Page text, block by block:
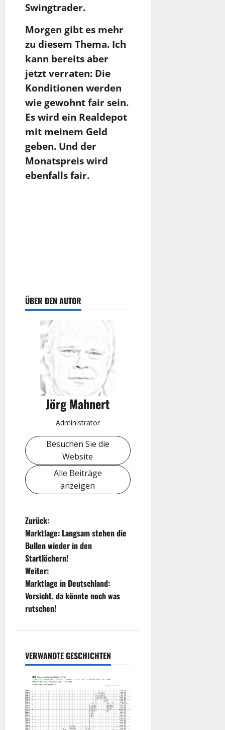
Swingtrader.
Morgen gibt es mehr
zu diesem Thema. Ich
kann bereits aber
jetzt verraten: Die
Konditionen werden
wie gewohnt fair sein.
Es wird ein Realdepot
mit meinem Geld
geben. Und der
Monatspreis wird
ebenfalls fair.
ÜBER DEN AUTOR
Jörg Mahnert
Administrator
Besuchen Sie die
Website
Alle Beiträge
anzeigen
B
e
i
t
r
g
s
n
a
Zurück:
Marktlage: Langsam stehen die
Bullen wieder in den
Startlöchern!
Weiter:
Marktlage in Deutschland:
Vorsicht, da könnte noch was
rutschen!
VERWANDTE GESCHICHTEN